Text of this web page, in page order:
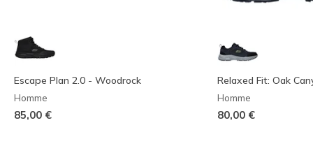
Escape Plan 2.0 - Woodrock
Homme
85,00 €
Relaxed Fit: Oak
Homme
80,00 €